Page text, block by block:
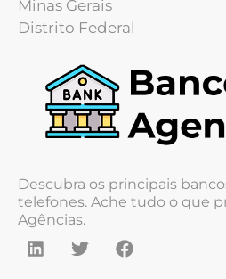
Minas Gerais
Distrito Federal
Descubra os principais
telefones. Ache tudo o que
Agências.